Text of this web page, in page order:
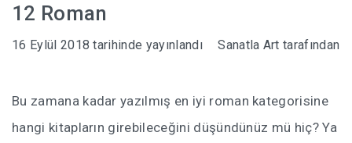
12 Roman
16 Eylül 2018 tarihinde yayınlandı Sanatla Art tarafından
Bu zamana kadar yazılmış en iyi roman kategorisine
hangi kitapların girebileceğini düşündünüz mü hiç? Ya